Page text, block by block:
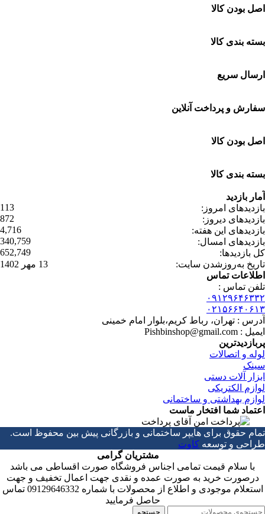
اصل بودن کالا
بسته بندی کالا
ارسال سریع
سفارش و پرداخت آنلاین
اصل بودن کالا
بسته بندی کالا
آمار بازدید
بازدیدهای امروز:
113
بازدیدهای دیروز:
872
بازدیدهای این هفته:
4,716
بازدیدهای امسال:
340,759
کل بازدیدها:
652,749
تاریخ به‌روزشدن سایت:
13 مهر 1402
اطلاعات تماس
تلفن تماس :
۰۹۱۲۹۶۴۶۳۳۲
۰۲۱۵۶۶۴۰۶۱۳
آدرس : تهران، رباط کریم،بلوار امام خمینی
ایمیل : Pishbinshop@gmail.com
پربازدیدترین
لوله و اتصالات
سینک
ابزار آلات دستی
لوازم الکتریکی
لوازم بهداشتی و ساختمانی
اعتماد شما افتخار ماست
تمام حقوق برای هایپر ساختمانی و بازرگانی پیش بین محفوظ است.
طراحی و توسعه کاوت
مشتریان گرامی
با سلام قیمت تمامی اجناس فروشگاه صورت اقساطی می باشد
درصورت خرید به صورت عمده و نقدی جهت اعمال تخفیف و جهت
استعلام موجودی و اطلاع از محصولات با شماره 09129646332 تماس
حاصل فرمایید
جستجو